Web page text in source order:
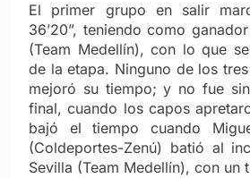
El primer grupo en salir
36’20”, teniendo como
(Team Medellín), con lo que
de la etapa. Ninguno de los
mejoró su tiempo; y no fue
final, cuando los capos
bajó el tiempo cuando
(Coldeportes-Zenú) batió al
Sevilla (Team Medellín), con un